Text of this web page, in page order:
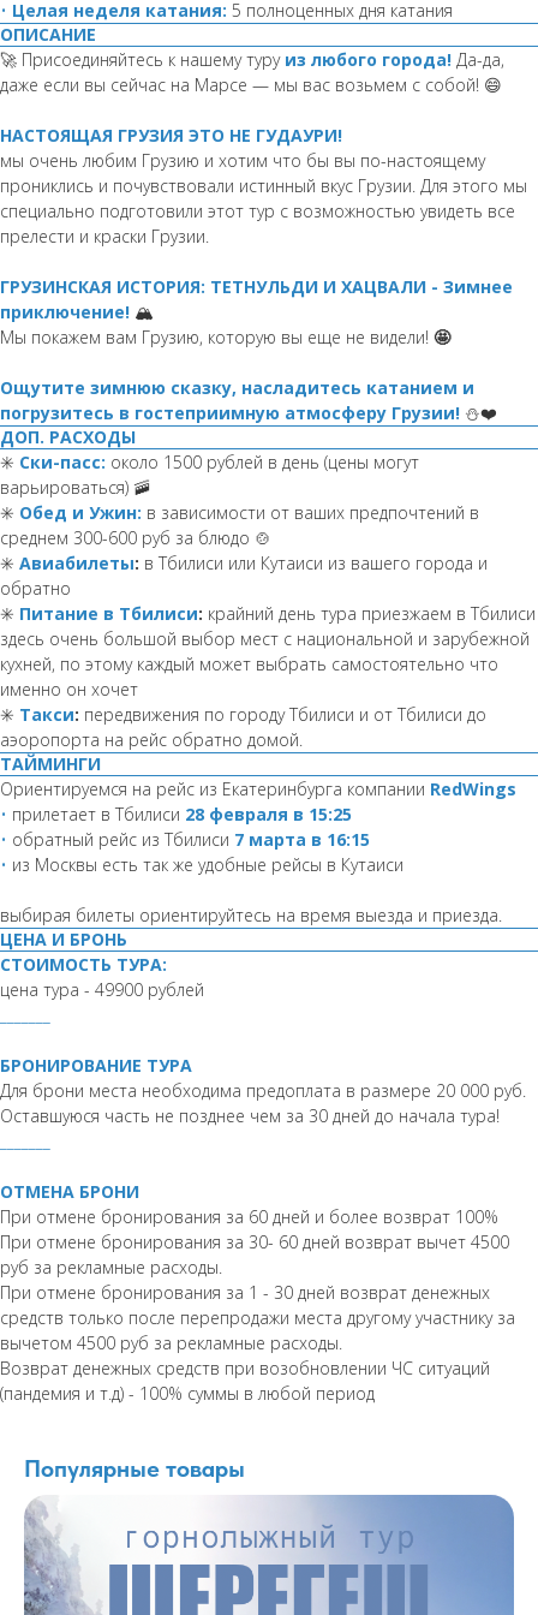
• Целая неделя катания: 5 полноценных дня катания
ОПИСАНИЕ
🚀 Присоединяйтесь к нашему туру из любого города! Да-да,
даже если вы сейчас на Марсе — мы вас возьмем с собой! 😄
НАСТОЯЩАЯ ГРУЗИЯ ЭТО НЕ ГУДАУРИ!
мы очень любим Грузию и хотим что бы вы по-настоящему
прониклись и почувствовали истинный вкус Грузии. Для этого мы
специально подготовили этот тур с возможностью увидеть все
прелести и краски Грузии.
ГРУЗИНСКАЯ ИСТОРИЯ: ТЕТНУЛЬДИ И ХАЦВАЛИ - Зимнее
приключение! 🏔️
Мы покажем вам Грузию, которую вы еще не видели! 🤩
Ощутите зимнюю сказку, насладитесь катанием и
погрузитесь в гостеприимную атмосферу Грузии! ⛄❤️
ДОП. РАСХОДЫ
✳️ Ски-пасс: около 1500 рублей в день (цены могут
варьироваться) 🚠
✳️ Обед и Ужин: в зависимости от ваших предпочтений в
среднем 300-600 руб за блюдо 🍲
✳️ Авиабилеты: в Тбилиси или Кутаиси из вашего города и
обратно
✳️ Питание в Тбилиси: крайний день тура приезжаем в Тбилиси
здесь очень большой выбор мест с национальной и зарубежной
кухней, по этому каждый может выбрать самостоятельно что
именно он хочет
✳️ Такси: передвижения по городу Тбилиси и от Тбилиси до
аэоропорта на рейс обратно домой.
ТАЙМИНГИ
Ориентируемся на рейс из Екатеринбурга компании RedWings
• прилетает в Тбилиси 28 февраля в 15:25
• обратный рейс из Тбилиси 7 марта в 16:15
• из Москвы есть так же удобные рейсы в Кутаиси
выбирая билеты ориентируйтесь на время выезда и приезда.
ЦЕНА И БРОНЬ
СТОИМОСТЬ ТУРА:
цена тура - 49900 рублей
БРОНИРОВАНИЕ ТУРА
Для брони места необходима предоплата в размере 20 000 руб.
Оставшуюся часть не позднее чем за 30 дней до начала тура!
ОТМЕНА БРОНИ
При отмене бронирования за 60 дней и более возврат 100%
При отмене бронирования за 30- 60 дней возврат вычет 4500
руб за рекламные расходы.
При отмене бронирования за 1 - 30 дней возврат денежных
средств только после перепродажи места другому участнику за
вычетом 4500 руб за рекламные расходы.
Возврат денежных средств при возобновлении ЧС ситуаций
(пандемия и т.д) - 100% суммы в любой период
Популярные товары